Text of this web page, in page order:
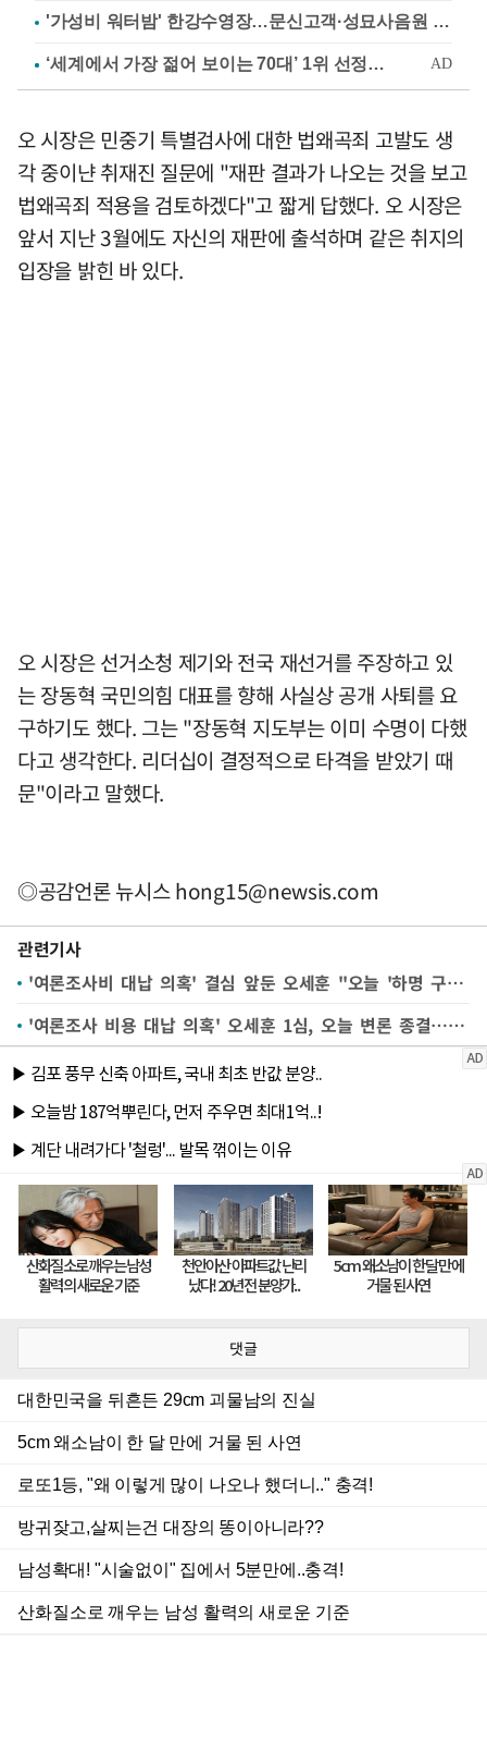
'가성비 워터밤' 한강수영장…문신고객·성묘사음원 민원
오 시장은 민중기 특별검사에 대한 법왜곡죄 고발도 생
각 중이냔 취재진 질문에 "재판 결과가 나오는 것을 보고
법왜곡죄 적용을 검토하겠다"고 짧게 답했다. 오 시장은
앞서 지난 3월에도 자신의 재판에 출석하며 같은 취지의
입장을 밝힌 바 있다.
오 시장은 선거소청 제기와 전국 재선거를 주장하고 있
는 장동혁 국민의힘 대표를 향해 사실상 공개 사퇴를 요
구하기도 했다. 그는 "장동혁 지도부는 이미 수명이 다했
다고 생각한다. 리더십이 결정적으로 타격을 받았기 때
문"이라고 말했다.
◎공감언론 뉴시스hong15@newsis.com
관련기사
'여론조사비 대납 의혹' 결심 앞둔 오세훈 "오늘 '하명 구형' 예상"
'여론조사 비용 대납 의혹' 오세훈 1심, 오늘 변론 종결…검찰 구형
댓글